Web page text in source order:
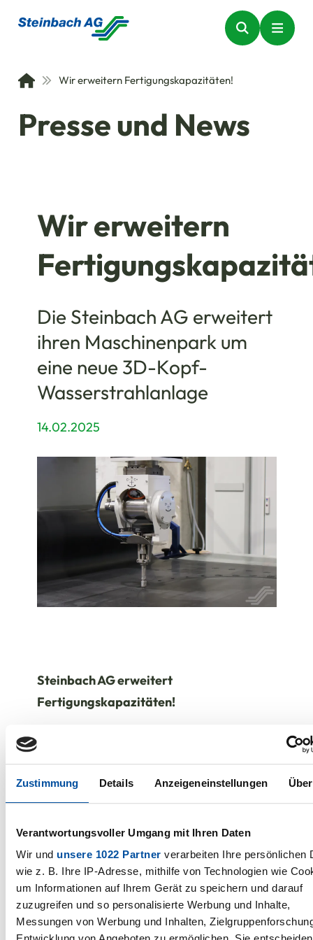
Zustimmung Details Anzeigeneinstellungen
Verantwortungsvoller Umgang mit Ihren Daten
Wir und unsere 1022 Partner verarbeiten Ihre persönlichen
wie z. B. Ihre IP-Adresse, mithilfe von Technologien wie
um Informationen auf Ihrem Gerät zu speichern und darauf
zuzugreifen und so personalisierte Werbung und Inhalte,
Messungen von Werbung und Inhalten,
Wir erweitern Fertigungskapazitäten!
Presse und News
Wir erweitern
Die Steinbach AG erweitert
ihren Maschinenpark um
eine neue 3D-Kopf-
Wasserstrahlanlage
14.02.2025
Steinbach AG erweitert
Fertigungskapazitäten!
Mit dieser Investition können wir
Dichtungen nicht nur schneller und in
Dichtungslösungen anbieten - und das bei
gleichbleibend hoher Qualität.
„Die Anschaffung dieser Anlage ist ein